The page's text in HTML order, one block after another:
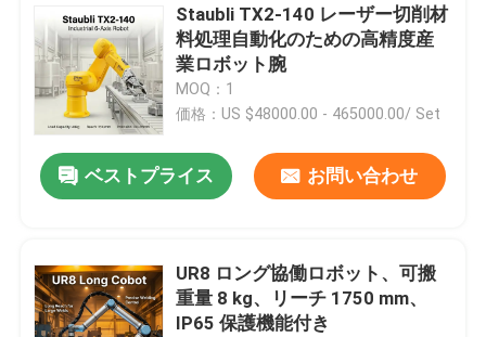
人型ロボット
巧みな手
Staubli TX2-140 レーザー切削材
料処理自動化のための高精度産
業ロボット腕
MOQ：1
価格：US $48000.00 - 465000.00/ Set
ベストプライス お問い合わせ
UR8 ロング協働ロボット、可搬
重量 8 kg、リーチ 1750 mm、
IP65 保護機能付き